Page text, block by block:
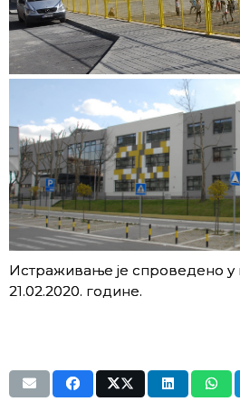
Истраживање је спроведено у
21.02.2020. године.